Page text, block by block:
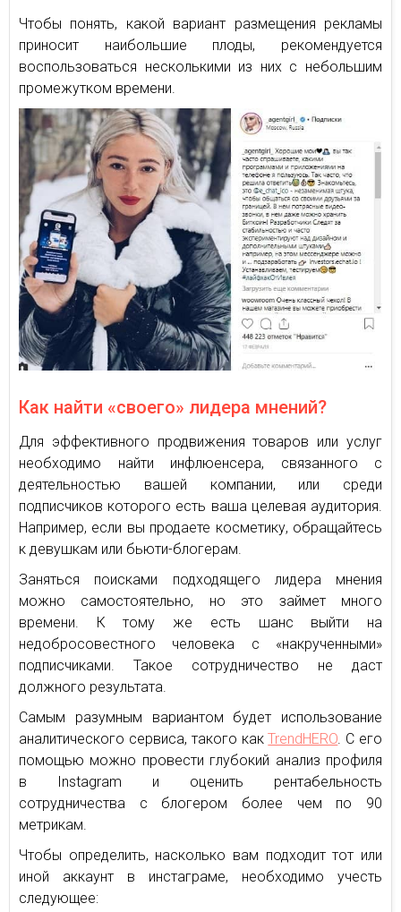
Чтобы понять, какой вариант размещения рекламы
приносит наибольшие плоды, рекомендуется
воспользоваться несколькими из них с небольшим
промежутком времени.
Как найти «своего» лидера мнений?
Для эффективного продвижения товаров или услуг
необходимо найти инфлюенсера, связанного с
деятельностью вашей компании, или среди
подписчиков которого есть ваша целевая аудитория.
Например, если вы продаете косметику, обращайтесь
к девушкам или бьюти-блогерам.
Заняться поисками подходящего лидера мнения
можно самостоятельно, но это займет много
времени. К тому же есть шанс выйти на
недобросовестного человека с «накрученными»
подписчиками. Такое сотрудничество не даст
должного результата.
Самым разумным вариантом будет использование
аналитического сервиса, такого какTrendHERO. С его
помощью можно провести глубокий анализ профиля
в Instagram и оценить рентабельность
сотрудничества с блогером более чем по 90
метрикам.
Чтобы определить, насколько вам подходит тот или
иной аккаунт в инстаграме, необходимо учесть
следующее: